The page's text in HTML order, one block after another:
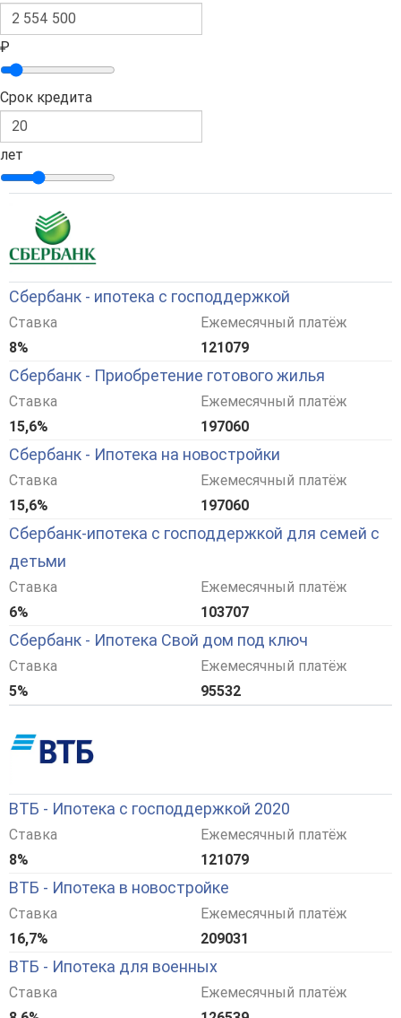
₽
Срок кредита
лет
Сбербанк - ипотека с господдержкой
Ставка
8%
Ежемесячный платёж
121079
Сбербанк - Приобретение готового жилья
Ставка
15,6%
Ежемесячный платёж
197060
Сбербанк - Ипотека на новостройки
Ставка
15,6%
Ежемесячный платёж
197060
Сбербанк-ипотека с господдержкой для семей с
детьми
Ставка
6%
Ежемесячный платёж
103707
Сбербанк - Ипотека Свой дом под ключ
Ставка
5%
Ежемесячный платёж
95532
ВТБ - Ипотека с господдержкой 2020
Ставка
8%
Ежемесячный платёж
121079
ВТБ - Ипотека в новостройке
Ставка
16,7%
Ежемесячный платёж
209031
ВТБ - Ипотека для военных
Ставка
Ежемесячный платёж